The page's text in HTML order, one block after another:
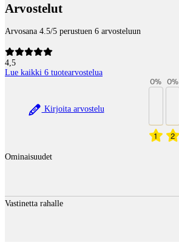
Arvostelut
Arvosana 4.5/5 perustuen 6 arvosteluun
4,5
Lue kaikki 6 tuotearvostelua
Kirjoita arvostelu
1
0%
2
0%
Ominaisuudet
Vastinetta rahalle